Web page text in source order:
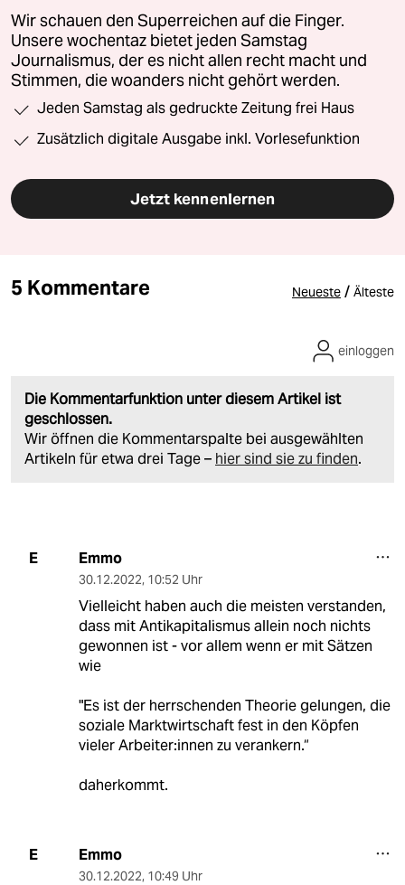
Wir schauen den Superreichen auf die Finger.
Unsere wochentaz bietet jeden Samstag
Journalismus, der es nicht allen recht macht und
Stimmen, die woanders nicht gehört werden.
Jeden Samstag als gedruckte Zeitung frei Haus
Zusätzlich digitale Ausgabe inkl. Vorlesefunktion
Jetzt kennenlernen
5 Kommentare Neueste / Älteste
Die Kommentarfunktion unter diesem Artikel ist
geschlossen.
Wir öffnen die Kommentarspalte bei ausgewählten
Artikeln für etwa drei Tage – hier sind sie zu finden.
einloggen
E Emmo
30.12.2022, 10:52 Uhr
Vielleicht haben auch die meisten verstanden,
dass mit Antikapitalismus allein noch nichts
gewonnen ist - vor allem wenn er mit Sätzen
wie
"Es ist der herrschenden Theorie gelungen, die
soziale Marktwirtschaft fest in den Köpfen
vieler Ar­bei­te­r:in­nen zu verankern.“
daherkommt.
E Emmo
30.12.2022, 10:49 Uhr